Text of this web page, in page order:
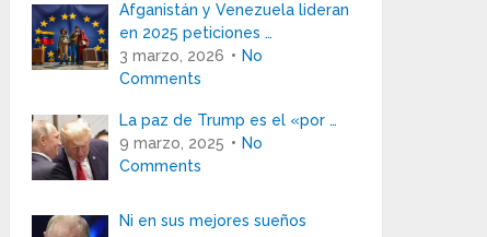
Afganistán y Venezuela lideran
en 2025 peticiones …
3 marzo, 2026
No
Comments
La paz de Trump es el «por …
9 marzo, 2025
No
Comments
Ni en sus mejores sueños